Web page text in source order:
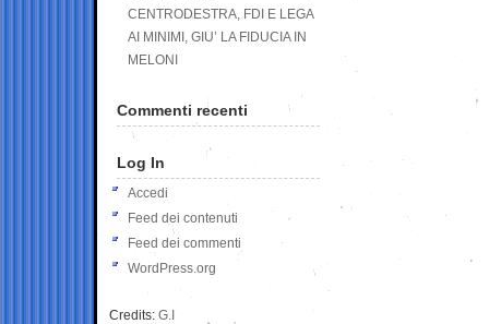
CENTRODESTRA, FDI E LEGA
AI MINIMI, GIU’ LA FIDUCIA IN
MELONI
Commenti recenti
Log In
Accedi
Feed dei contenuti
Feed dei commenti
WordPress.org
Credits: G.I